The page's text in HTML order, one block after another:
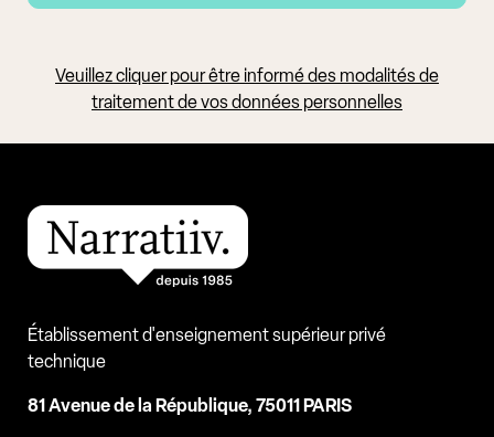
Veuillez cliquer pour être informé des modalités de
traitement de vos données personnelles
Établissement d'enseignement supérieur privé
technique
81 Avenue de la République, 75011 PARIS